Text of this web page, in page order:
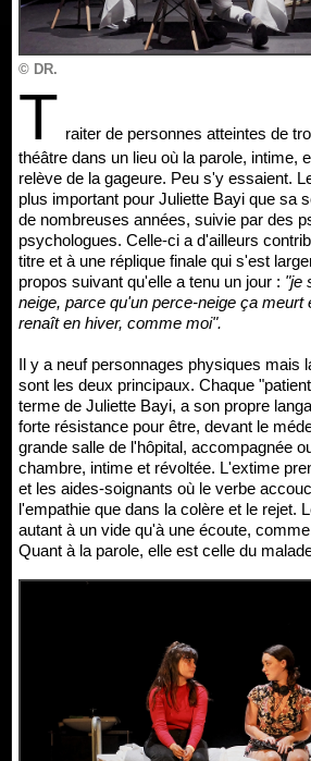
© DR.
T raiter de personnes atteintes de
théâtre dans un lieu où la parole, intime,
relève de la gageure. Peu s'y essaient.
plus important pour Juliette Bayi que sa
de nombreuses années, suivie par des
psychologues. Celle-ci a d'ailleurs
titre et à une réplique finale qui s'est
propos suivant qu'elle a tenu un jour : "je
neige, parce qu'un perce-neige ça meurt
renaît en hiver, comme moi".
Il y a neuf personnages physiques mais
sont les deux principaux. Chaque
terme de Juliette Bayi, a son propre
forte résistance pour être, devant le
grande salle de l'hôpital, accompagnée
chambre, intime et révoltée. L'extime
et les aides-soignants où le verbe
l'empathie que dans la colère et le rejet.
autant à un vide qu'à une écoute,
Quant à la parole, elle est celle du